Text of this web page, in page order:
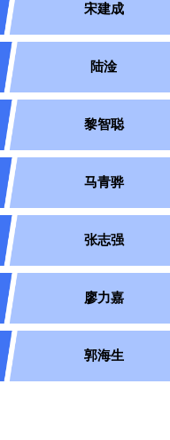
宋建成
陆淦
黎智聪
马青骅
张志强
廖力嘉
郭海生